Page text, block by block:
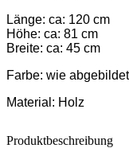
Länge: ca: 120 cm
Höhe: ca: 81 cm
Breite: ca: 45 cm
Farbe: wie abgebildet
Material: Holz
Produktbeschreibung